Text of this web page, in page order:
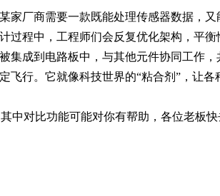
家厂商需要一款既能处理传感器数据，
过程中，工程师们会反复优化架构，平
集成到电路板中，与其他元件协同工作
行。它就像科技世界的“粘合剂”，让各
中对比功能可能对你有帮助，各位老板快